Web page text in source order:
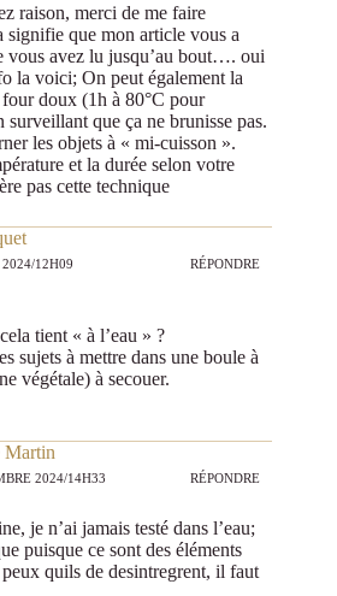
raison, merci de me faire
signifie que mon article vous a
vous avez lu jusqu’au bout…. oui
la voici; On peut également la
doux (1h à 80°C pour
surveillant que ça ne brunisse pas.
les objets à « mi-cuisson ».
et la durée selon votre
pas cette technique
12H09 RÉPONDRE
tient « à l’eau » ?
sujets à mettre dans une boule à
végétale) à secouer.
Martin
2024/14H33 RÉPONDRE
je n’ai jamais testé dans l’eau;
puisque ce sont des éléments
quils de desintregrent, il faut